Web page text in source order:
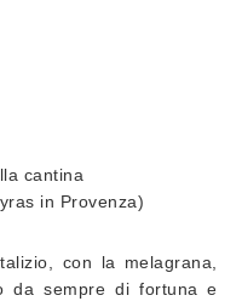
cantina
in Provenza)
con la melagrana,
da sempre di fortuna e